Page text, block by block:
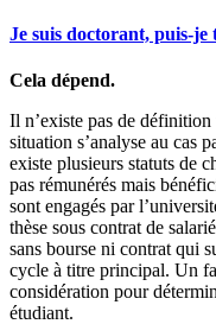
Je suis doctorant, puis-
Cela dépend.
Il n’existe pas de
situation s’analyse au cas
existe plusieurs statuts de
pas rémunérés mais
sont engagés par
thèse sous contrat de
sans bourse ni contrat qui
cycle à titre principal. Un
considération pour
étudiant.